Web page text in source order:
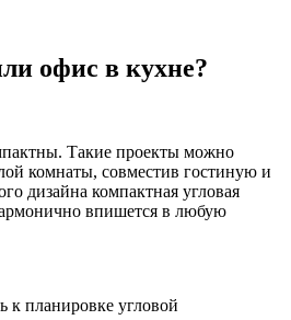
офис в кухне?
Такие проекты можно
комнаты, совместив гостиную и
дизайна компактная угловая
впишется в любую
к планировке угловой